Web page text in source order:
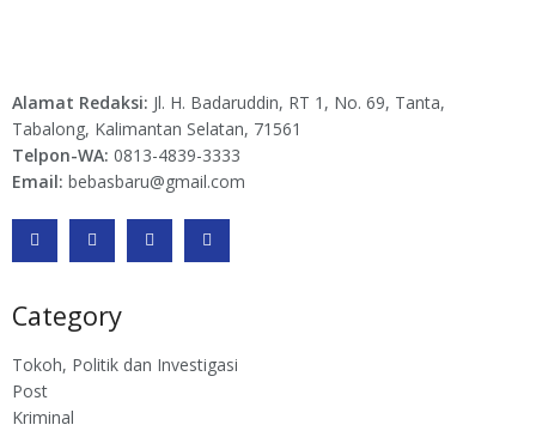
Alamat Redaksi: Jl. H. Badaruddin, RT 1, No. 69, Tanta,
Tabalong, Kalimantan Selatan, 71561
Telpon-WA: 0813-4839-3333
Email: bebasbaru@gmail.com
Category
Tokoh, Politik dan Investigasi
Post
Kriminal